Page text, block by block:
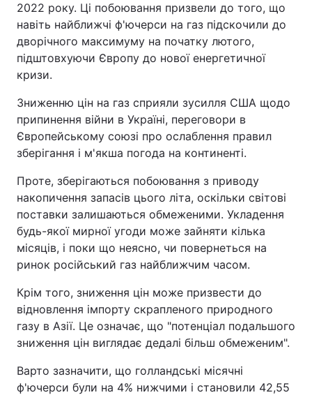
2022 року. Ці побоювання призвели до того, що
навіть найближчі ф'ючерси на газ підскочили до
дворічного максимуму на початку лютого,
підштовхуючи Європу до нової енергетичної
кризи.
Зниженню цін на газ сприяли зусилля США щодо
припинення війни в Україні, переговори в
Європейському союзі про ослаблення правил
зберігання і м'якша погода на континенті.
Проте, зберігаються побоювання з приводу
накопичення запасів цього літа, оскільки світові
поставки залишаються обмеженими. Укладення
будь-якої мирної угоди може зайняти кілька
місяців, і поки що неясно, чи повернеться на
ринок російський газ найближчим часом.
Крім того, зниження цін може призвести до
відновлення імпорту скрапленого природного
газу в Азії. Це означає, що "потенціал подальшого
зниження цін виглядає дедалі більш обмеженим".
Варто зазначити, що голландські місячні
ф'ючерси були на 4% нижчими і становили 42,55